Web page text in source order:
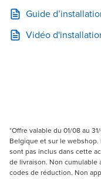
Guide
Vidéo
*Offre valable du 01/08 au
Belgique et sur le webshop.
sont pas inclus dans cette
de livraison. Non cumulable
codes de réduction. Non